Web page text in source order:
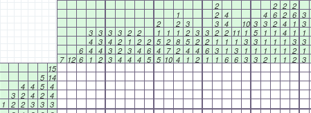
2 2 2 2
1
2 4 4 6 2 6 3
2
2 3 3 4 10 3 3 2 4 1 3
3 3 3 3 2 2 1 1 1 2 3 3 2 2 11 1 5 1 1 4 1 1
4 3 4 2 1 2 2 5 2 8 5 2 2 1 1 1 3 3 1 1 1 3 3
6 4 4 3 2 3 4 6 4 7 2 4 4 6 3 1 3 1 1 1 1 1 2 1
7 12 6 1 2 3 4 4 4 5 5 10 4 1 2 1 1 6 6 3 3 2 1 1 2 3
15
5 14
4 4 5 4
3 2 4 2 4
1 2 2 3 3 3